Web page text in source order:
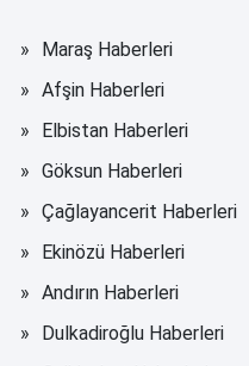
Maraş Haberleri
Afşin Haberleri
Elbistan Haberleri
Göksun Haberleri
Çağlayancerit Haberleri
Ekinözü Haberleri
Andırın Haberleri
Dulkadiroğlu Haberleri